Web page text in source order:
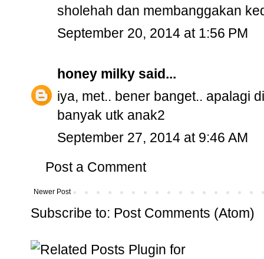
sholehah dan membanggakan
September 20, 2014 at 1:56 PM
honey milky said...
iya, met.. bener banget.. apalagi
banyak utk anak2
September 27, 2014 at 9:46 AM
Post a Comment
Newer Post
Subscribe to: Post Comments (Atom)